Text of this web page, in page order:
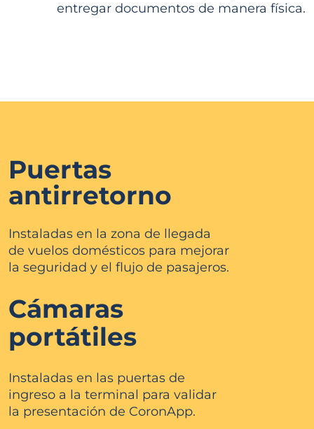
entregar documentos de manera física.
Puertas
antirretorno
Instaladas en la zona de llegada
de vuelos domésticos para mejorar
la seguridad y el flujo de pasajeros.
Cámaras
portátiles
Instaladas en las puertas de
ingreso a la terminal para validar
la presentación de CoronApp.